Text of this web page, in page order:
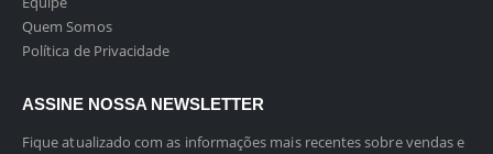
Quem Somos
Política de Privacidade
ASSINE NOSSA NEWSLETTER
Fique atualizado com as informações mais recentes sobre vendas e